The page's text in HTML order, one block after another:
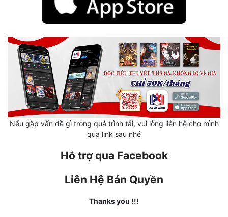
Tội Phạm
Vô Địch
Võ Hiệp
Võng Du
Xuyên Không
Nếu gặp vấn đề gì trong quá trình tải, vui lòng liên hệ cho mình
qua link sau nhé
Hỗ trợ qua Facebook
Liên Hệ Bản Quyền
Thanks you !!!